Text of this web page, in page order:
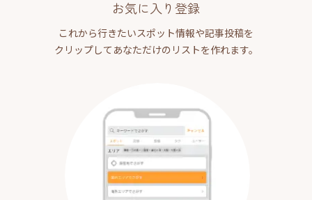
お気に入り登録
これから行きたいスポット情報や記事投稿を
クリップしてあなただけのリストを作れます。